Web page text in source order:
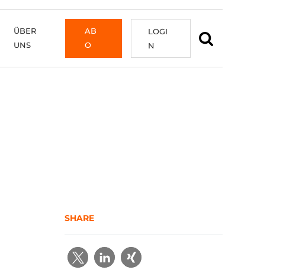
ÜBER
UNS
AB
O
LOGI
N
SHARE